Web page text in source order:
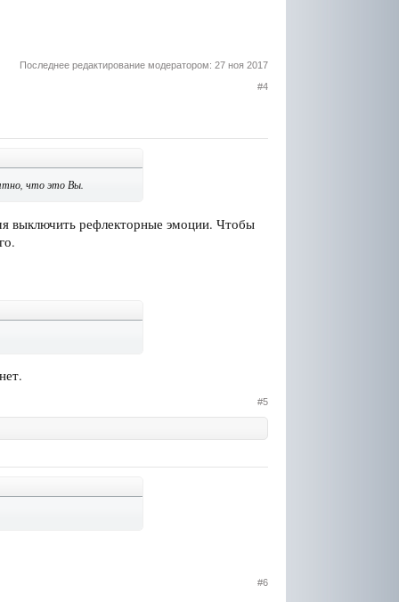
Последнее редактирование модератором: 27 ноя 2017
#4
что это Вы.
выключить рефлекторные эмоции. Чтобы
#5
#6